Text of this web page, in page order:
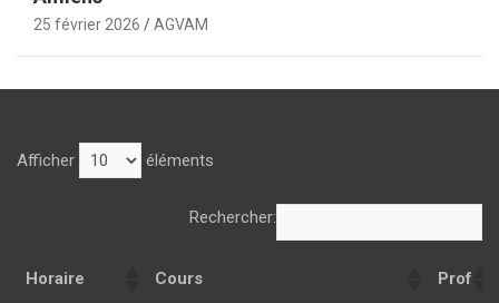
25 février 2026 AGVAM
Afficher éléments
Rechercher:
Horaire Cours
Prof